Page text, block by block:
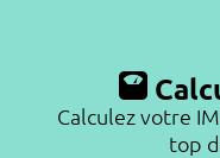
Calculez votre
top